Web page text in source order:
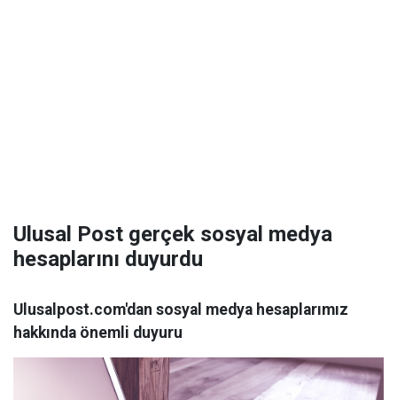
Ulusal Post gerçek sosyal medya
hesaplarını duyurdu
Ulusalpost.com'dan sosyal medya hesaplarımız
hakkında önemli duyuru